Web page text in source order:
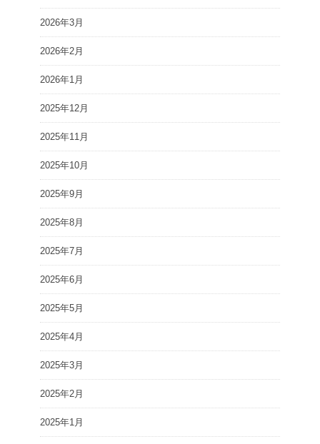
2026年3月
2026年2月
2026年1月
2025年12月
2025年11月
2025年10月
2025年9月
2025年8月
2025年7月
2025年6月
2025年5月
2025年4月
2025年3月
2025年2月
2025年1月